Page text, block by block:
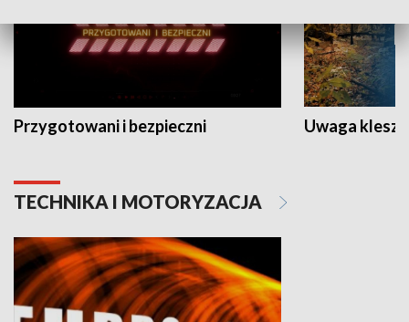
Przygotowani i bezpieczni Uwaga
TECHNIKA I MOTORYZACJA